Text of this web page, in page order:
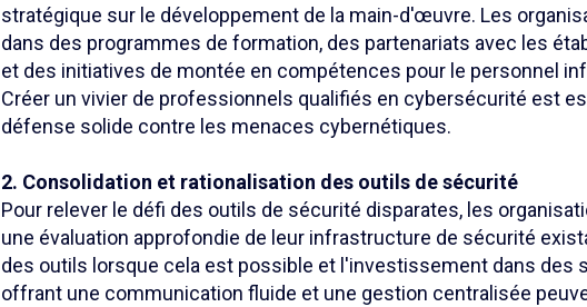
stratégique sur le développement de la main-d'œuvre. Les
dans des programmes de formation, des partenariats avec les
et des initiatives de montée en compétences pour le personnel
Créer un vivier de professionnels qualifiés en cybersécurité est
défense solide contre les menaces cybernétiques.
2. Consolidation et rationalisation des outils de sécurité
Pour relever le défi des outils de sécurité disparates, les
une évaluation approfondie de leur infrastructure de sécurité
des outils lorsque cela est possible et l'investissement dans des
offrant une communication fluide et une gestion centralisée